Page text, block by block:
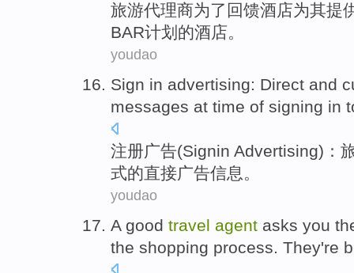
旅游代理商为了 回馈酒店为其提
BAR计划 的酒店。
youdao
Sign in advertising: Direct and
messages at time of signing in
注册广告(Signin Advertising)：
式的直接广告信息。
youdao
A good travel agent asks you
the shopping process. They're